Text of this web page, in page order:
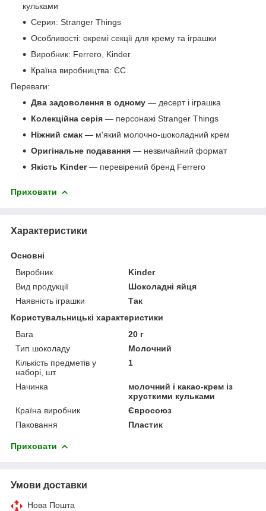
кульками
Серия: Stranger Things
Особливості: окремі секції для крему та іграшки
Виробник: Ferrero, Kinder
Країна виробництва: ЄС
Переваги:
Два задоволення в одному — десерт і іграшка
Колекційна серія — персонажі Stranger Things
Ніжний смак — м'який молочно-шоколадний крем
Оригінальне подавання — незвичайний формат
Якість Kinder— перевірений бренд Ferrero
Приховати
Характеристики
Основні
Виробник
Kinder
Вид продукції
Шоколадні яйця
Наявність іграшки
Так
Користувальницькі характеристики
Вага
20 г
Тип шоколаду
Молочний
Кількість предметів у
наборі, шт.
1
Начинка
молочний і какао-крем із
хрусткими кульками
Країна виробник
Євросоюз
Паковання
Пластик
Приховати
Умови доставки
Нова Пошта